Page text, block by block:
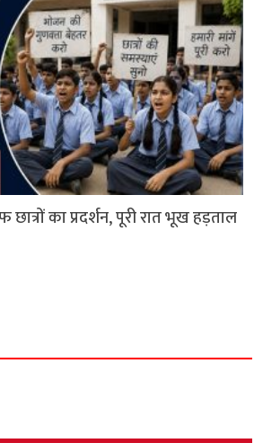
का प्रदर्शन, पूरी रात भूख हड़ताल